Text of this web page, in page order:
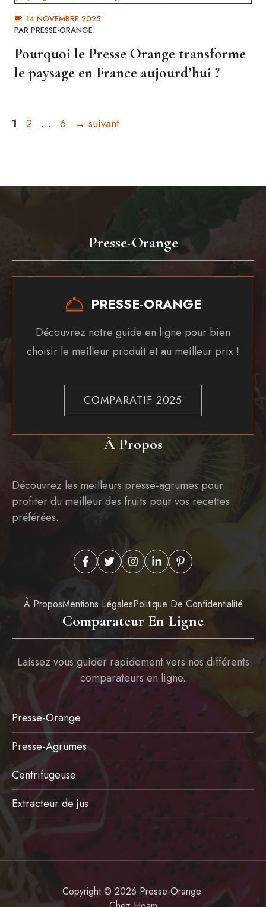
14 NOVEMBRE 2025
PAR PRESSE-ORANGE
Pourquoi le Presse Orange transforme
le paysage en France aujourd’hui ?
Page
1 Page
2 … Page
6 → suivant
À Propos
Découvrez les meilleurs presse-agrumes pour
profiter du meilleur des fruits pour vos recettes
préférées.
À ProposMentions LégalesPolitique De Confidentialité
Presse-Orange
PRESSE-ORANGE
Découvrez notre guide en ligne pour bien
choisir le meilleur produit et au meilleur prix !
COMPARATIF 2025
Comparateur En Ligne
Laissez vous guider rapidement vers nos différents
comparateurs en ligne.
Presse-Orange
Presse-Agrumes
Centrifugeuse
Extracteur de jus
Copyright © 2026 Presse-Orange.